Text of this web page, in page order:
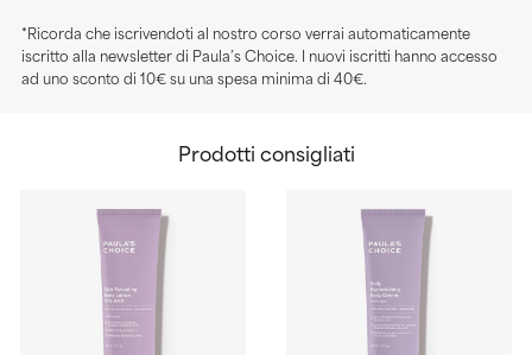
*Ricorda che iscrivendoti al nostro corso verrai automaticamente
iscritto alla newsletter di Paula’s Choice. I nuovi iscritti hanno accesso
ad uno sconto di 10€ su una spesa minima di 40€.
Prodotti consigliati